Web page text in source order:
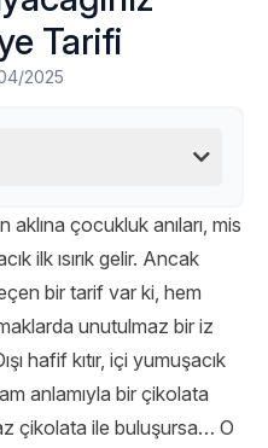
Tarifi
2025
çocukluk anıları, mis
ilk ısırık gelir. Ancak
bir tarif var ki, hem
unutulmaz bir iz
hafif kıtır, içi yumuşacık
anlamıyla bir çikolata
çikolata ile buluşursa… O